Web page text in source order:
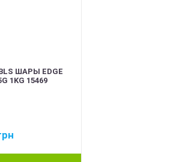
ШАРЫ EDGE
1KG 15469